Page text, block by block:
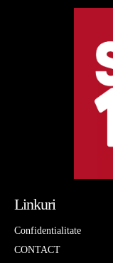
Linkuri
Confidentialitate
CONTACT